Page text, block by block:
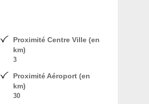
Proximité Centre Ville (en
km)
3
Proximité Aéroport (en
km)
30